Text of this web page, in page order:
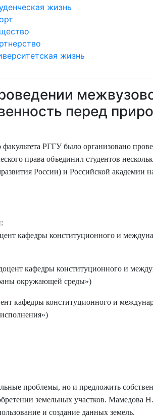
жизнь
жизнь
перед
РГГУ было организовано
права объединил студентов
России) и Российской академии
кафедры конституционного и
кафедры конституционного и
окружающей среды»)
кафедры конституционного и
проблемы, но и предложить
земельных участков. Мамедова
и создание данных земель.